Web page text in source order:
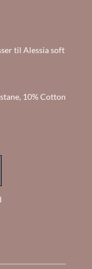
til Alessia soft
10% Cotton